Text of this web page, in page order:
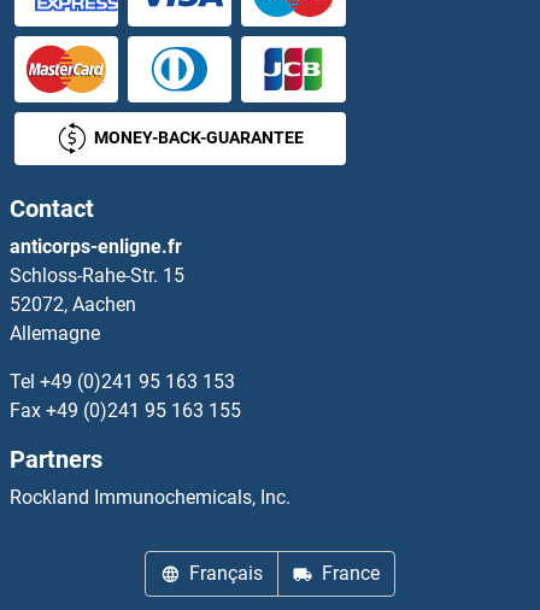
GCLM Kits ELISA
GCNT1 Kits ELISA
GCNT3 Kits ELISA
GCNT7 Kits ELISA
GCP2 Kits ELISA
GDA Kits ELISA
GDE1 Kits ELISA
GDF1 Kits ELISA
GDF11 Kits ELISA
MONEY-BACK-GUARANTEE
Contact
anticorps-enligne.fr
Schloss-Rahe-Str. 15
52072, Aachen
Allemagne
Tel +49 (0)241 95 163 153
Fax +49 (0)241 95 163 155
Partners
Rockland Immunochemicals, Inc.
Français France